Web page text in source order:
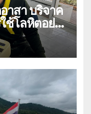
าสา บริจาค
ช้โลหิตอย่าง
ฉลิม
า และถวาย
าทสมเด็จ